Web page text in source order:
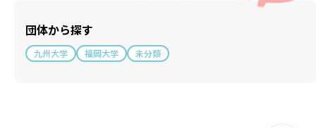
団体から探す
九州大学 福岡大学 未分類